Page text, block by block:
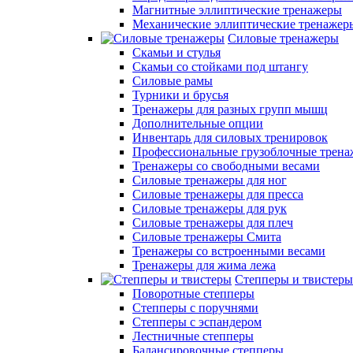
Магнитные эллиптические тренажеры
Механические эллиптические
Силовые тренажеры
Скамьи и стулья
Скамьи со стойками под штангу
Силовые рамы
Турники и брусья
Тренажеры для разных групп мышц
Дополнительные опции
Инвентарь для силовых тренировок
Профессиональные грузоблочные
Тренажеры со свободными весами
Силовые тренажеры для ног
Силовые тренажеры для пресса
Силовые тренажеры для рук
Силовые тренажеры для плеч
Силовые тренажеры Смита
Тренажеры со встроенными весами
Тренажеры для жима лежа
Степперы и твистеры
Поворотные степперы
Степперы с поручнями
Степперы с эспандером
Лестничные степперы
Балансировочные степперы